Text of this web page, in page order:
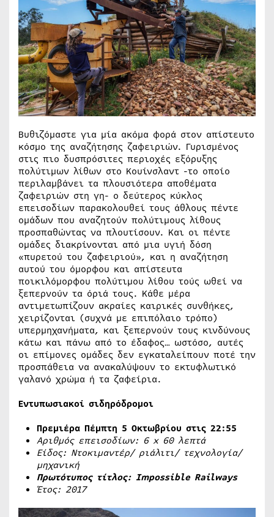
Βυθιζόμαστε για μία ακόμα φορά στον απίστευτο
κόσμο της αναζήτησης ζαφειριών. Γυρισμένος
στις πιο δυσπρόσιτες περιοχές εξόρυξης
πολύτιμων λίθων στο Κουίνσλαντ -το οποίο
περιλαμβάνει τα πλουσιότερα αποθέματα
ζαφειριών στη γη- ο δεύτερος κύκλος
επεισοδίων παρακολουθεί τους άθλους πέντε
ομάδων που αναζητούν πολύτιμους λίθους
προσπαθώντας να πλουτίσουν. Και οι πέντε
ομάδες διακρίνονται από μια υγιή δόση
«πυρετού του ζαφειριού», και η αναζήτηση
αυτού του όμορφου και απίστευτα
ποικιλόμορφου πολύτιμου λίθου τούς ωθεί να
ξεπερνούν τα όριά τους. Κάθε μέρα
αντιμετωπίζουν ακραίες καιρικές συνθήκες,
χειρίζονται (συχνά με επιπόλαιο τρόπο)
υπερμηχανήματα, και ξεπερνούν τους κινδύνους
κάτω και πάνω από το έδαφος… ωστόσο, αυτές
οι επίμονες ομάδες δεν εγκαταλείπουν ποτέ την
προσπάθεια να ανακαλύψουν το εκτυφλωτικό
γαλανό χρώμα ή τα ζαφείρια.
Εντυπωσιακοί σιδηρόδρομοι
Πρεμιέρα Πέμπτη 5 Οκτωβρίου στις 22:55
Αριθμός επεισοδίων: 6 x60 λεπτά
Είδος: Ντοκιμαντέρ/ ριάλιτι/ τεχνολογία/
μηχανική
Πρωτότυπος τίτλος: Impossible Railways
Έτος: 2017